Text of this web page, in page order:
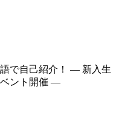
で自己紹介！ — 新入生
ベント開催 —